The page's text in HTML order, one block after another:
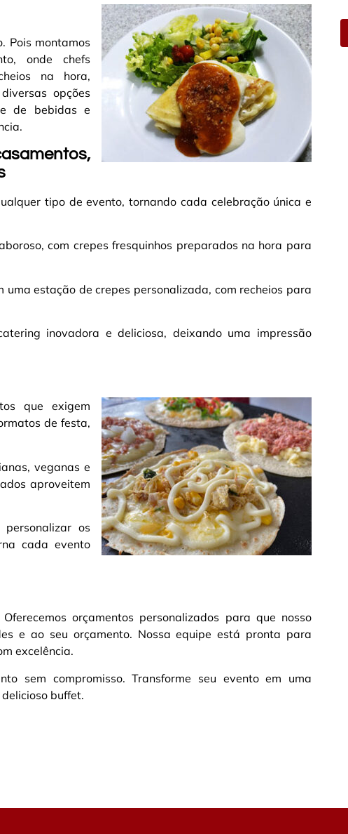
Pois montamos
onde chefs
na hora,
opções
de bebidas e
.
tipo de evento, tornando cada celebração única e
com crepes fresquinhos preparados na hora para
uma estação de crepes personalizada, com recheios para
inovadora e deliciosa, deixando uma impressão
que exigem
de festa,
veganas e
aproveitem
os
cada evento
orçamentos personalizados para que nosso
e ao seu orçamento. Nossa equipe está pronta para
excelência.
sem compromisso. Transforme seu evento em uma
buffet.